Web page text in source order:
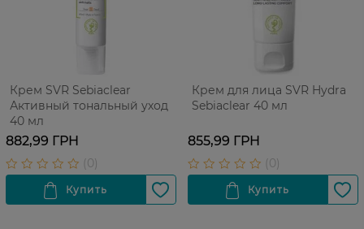
Крем SVR Sebiaclear
Активный тональный уход
40 мл
882,99 ГРН
Крем для лица SVR Hydra
Sebiaclear 40 мл
855,99 ГРН